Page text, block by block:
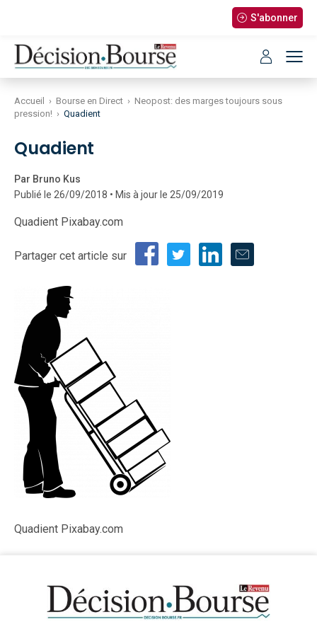
S'abonner
Accueil › Bourse en Direct › Neopost: des marges toujours sous
pression! › Quadient
Quadient
Par Bruno Kus
Publié le 26/09/2018 • Mis à jour le 25/09/2019
Quadient Pixabay.com
Partager cet article sur
Quadient Pixabay.com